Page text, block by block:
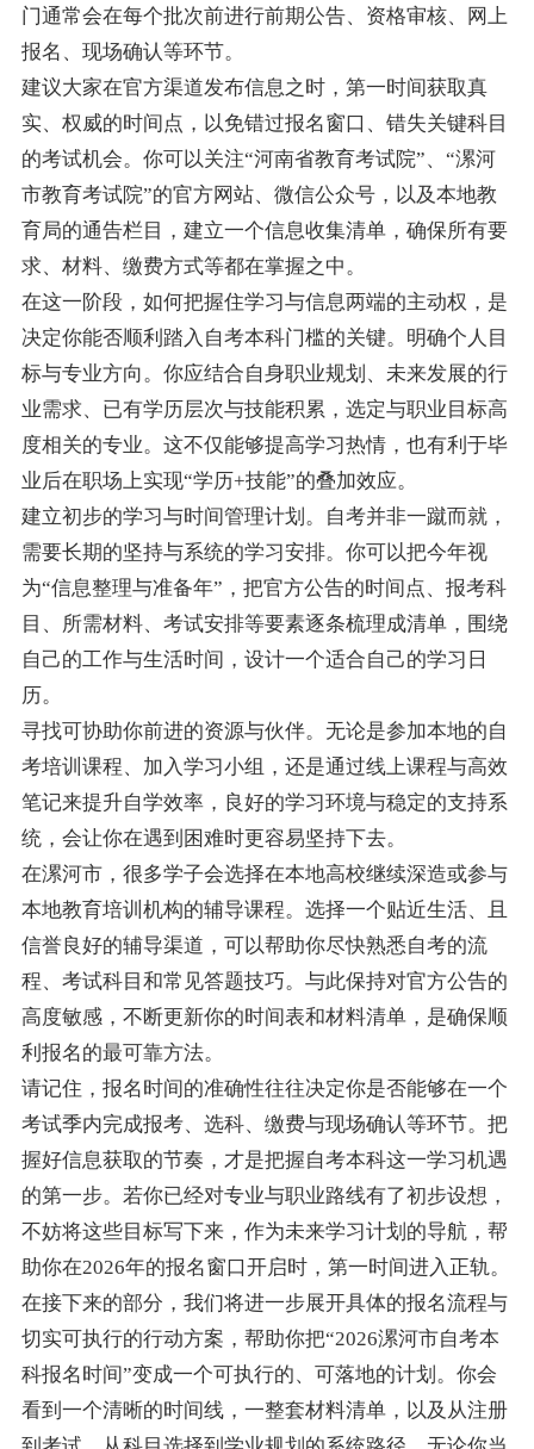
门通常会在每个批次前进行前期公告、资格审核、网上
报名、现场确认等环节。
建议大家在官方渠道发布信息之时，第一时间获取真
实、权威的时间点，以免错过报名窗口、错失关键科目
的考试机会。你可以关注“河南省教育考试院”、“漯河
市教育考试院”的官方网站、微信公众号，以及本地教
育局的通告栏目，建立一个信息收集清单，确保所有要
求、材料、缴费方式等都在掌握之中。
在这一阶段，如何把握住学习与信息两端的主动权，是
决定你能否顺利踏入自考本科门槛的关键。明确个人目
标与专业方向。你应结合自身职业规划、未来发展的行
业需求、已有学历层次与技能积累，选定与职业目标高
度相关的专业。这不仅能够提高学习热情，也有利于毕
业后在职场上实现“学历+技能”的叠加效应。
建立初步的学习与时间管理计划。自考并非一蹴而就，
需要长期的坚持与系统的学习安排。你可以把今年视
为“信息整理与准备年”，把官方公告的时间点、报考科
目、所需材料、考试安排等要素逐条梳理成清单，围绕
自己的工作与生活时间，设计一个适合自己的学习日
历。
寻找可协助你前进的资源与伙伴。无论是参加本地的自
考培训课程、加入学习小组，还是通过线上课程与高效
笔记来提升自学效率，良好的学习环境与稳定的支持系
统，会让你在遇到困难时更容易坚持下去。
在漯河市，很多学子会选择在本地高校继续深造或参与
本地教育培训机构的辅导课程。选择一个贴近生活、且
信誉良好的辅导渠道，可以帮助你尽快熟悉自考的流
程、考试科目和常见答题技巧。与此保持对官方公告的
高度敏感，不断更新你的时间表和材料清单，是确保顺
利报名的最可靠方法。
请记住，报名时间的准确性往往决定你是否能够在一个
考试季内完成报考、选科、缴费与现场确认等环节。把
握好信息获取的节奏，才是把握自考本科这一学习机遇
的第一步。若你已经对专业与职业路线有了初步设想，
不妨将这些目标写下来，作为未来学习计划的导航，帮
助你在2026年的报名窗口开启时，第一时间进入正轨。
在接下来的部分，我们将进一步展开具体的报名流程与
切实可执行的行动方案，帮助你把“2026漯河市自考本
科报名时间”变成一个可执行的、可落地的计划。你会
看到一个清晰的时间线，一整套材料清单，以及从注册